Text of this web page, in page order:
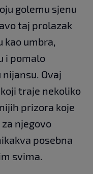
golemu sjenu
taj prolazak
kao umbra,
i pomalo
Ovaj
traje nekoliko
prizora koje
njegovo
posebna
svima.